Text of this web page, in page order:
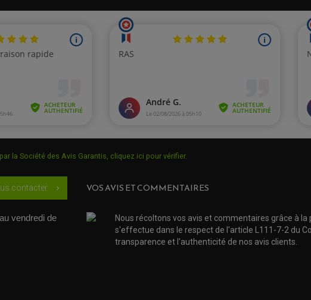
la Société des Avis Garantis, cliquez ici pour vérifier.
contacter chevron_right
vendredi de
VOS AVIS ET COMMENTAIRES
Nous récoltons vos avis et commentaires grâce à
s'effectue dans le respect de l'article L111-7-2 du
transparence et l'authenticité de nos avis clients.